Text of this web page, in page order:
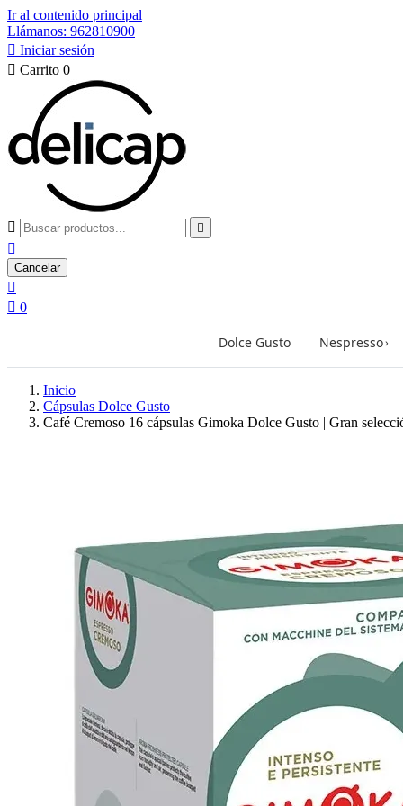
Ir al contenido principal
Llámanos: 962810900
 Iniciar sesión
 Carrito 0
 

Cancelar

 0
Dolce Gusto Nespresso›
Inicio
Cápsulas Dolce Gusto
Café Cremoso 16 cápsulas Gimoka Dolce Gusto | Gran